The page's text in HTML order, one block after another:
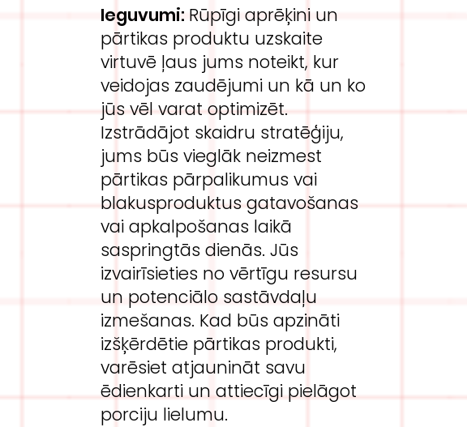
Ieguvumi: Rūpīgi aprēķini un
pārtikas produktu uzskaite
virtuvē ļaus jums noteikt, kur
veidojas zaudējumi un kā un ko
jūs vēl varat optimizēt.
Izstrādājot skaidru stratēģiju,
jums būs vieglāk neizmest
pārtikas pārpalikumus vai
blakusproduktus gatavošanas
vai apkalpošanas laikā
saspringtās dienās. Jūs
izvairīsieties no vērtīgu resursu
un potenciālo sastāvdaļu
izmešanas. Kad būs apzināti
izšķērdētie pārtikas produkti,
varēsiet atjaunināt savu
ēdienkarti un attiecīgi pielāgot
porciju lielumu.